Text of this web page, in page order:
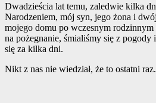
Dwadzieścia lat temu, zaledwie kilka
Narodzeniem, mój syn, jego żona i
mojego domu po wczesnym
na pożegnanie, śmialiśmy się z pogody
się za kilka dni.
Nikt z nas nie wiedział, że to ostatni raz.